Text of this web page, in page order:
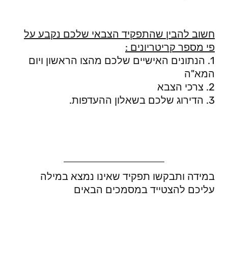
חשוב להבין שהתפקיד הצבאי שלכם נקבע על
פי מספר קריטריונים :
1. הנתונים האישיים שלכם מהצו הראשון ויום
המא"ה
2. צרכי הצבא
3. הדירוג שלכם בשאלון ההעדפות.
במידה ותבקשו תפקיד שאינו נמצא במילה
עליכם להצטייד במסמכים הבאים